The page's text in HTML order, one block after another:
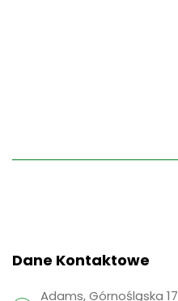
Dane Kontaktowe
Adams, Górnośląska 17